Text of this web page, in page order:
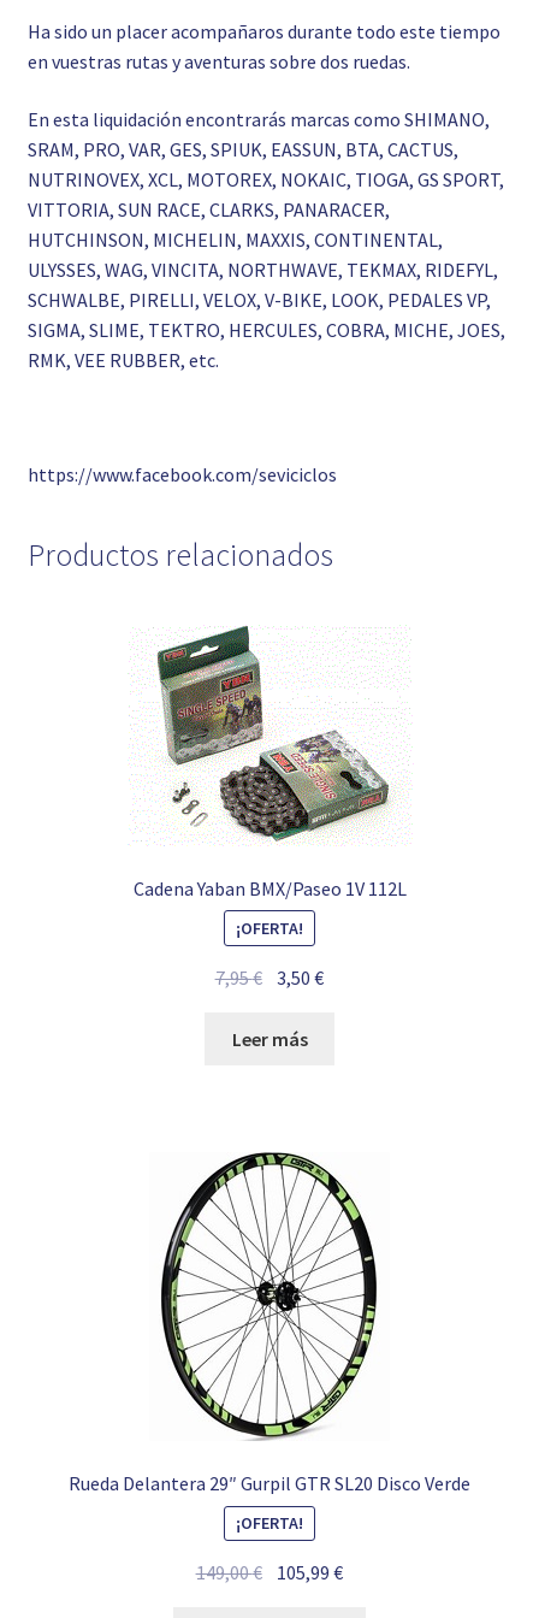
Ha sido un placer acompañaros durante todo este tiempo
en vuestras rutas y aventuras sobre dos ruedas.
En esta liquidación encontrarás marcas como SHIMANO,
SRAM, PRO, VAR, GES, SPIUK, EASSUN, BTA, CACTUS,
NUTRINOVEX, XCL, MOTOREX, NOKAIC, TIOGA, GS SPORT,
VITTORIA, SUN RACE, CLARKS, PANARACER,
HUTCHINSON, MICHELIN, MAXXIS, CONTINENTAL,
ULYSSES, WAG, VINCITA, NORTHWAVE, TEKMAX, RIDEFYL,
SCHWALBE, PIRELLI, VELOX, V-BIKE, LOOK, PEDALES VP,
SIGMA, SLIME, TEKTRO, HERCULES, COBRA, MICHE, JOES,
RMK, VEE RUBBER, etc.
https://www.facebook.com/seviciclos
Productos relacionados
Cadena Yaban BMX/Paseo 1V 112L
¡OFERTA!
7,95€ El
original
3,50€El
Leer más
Rueda Delantera 29″ Gurpil GTR SL20 Disco Verde
¡OFERTA!
149,00€ El105,99€El